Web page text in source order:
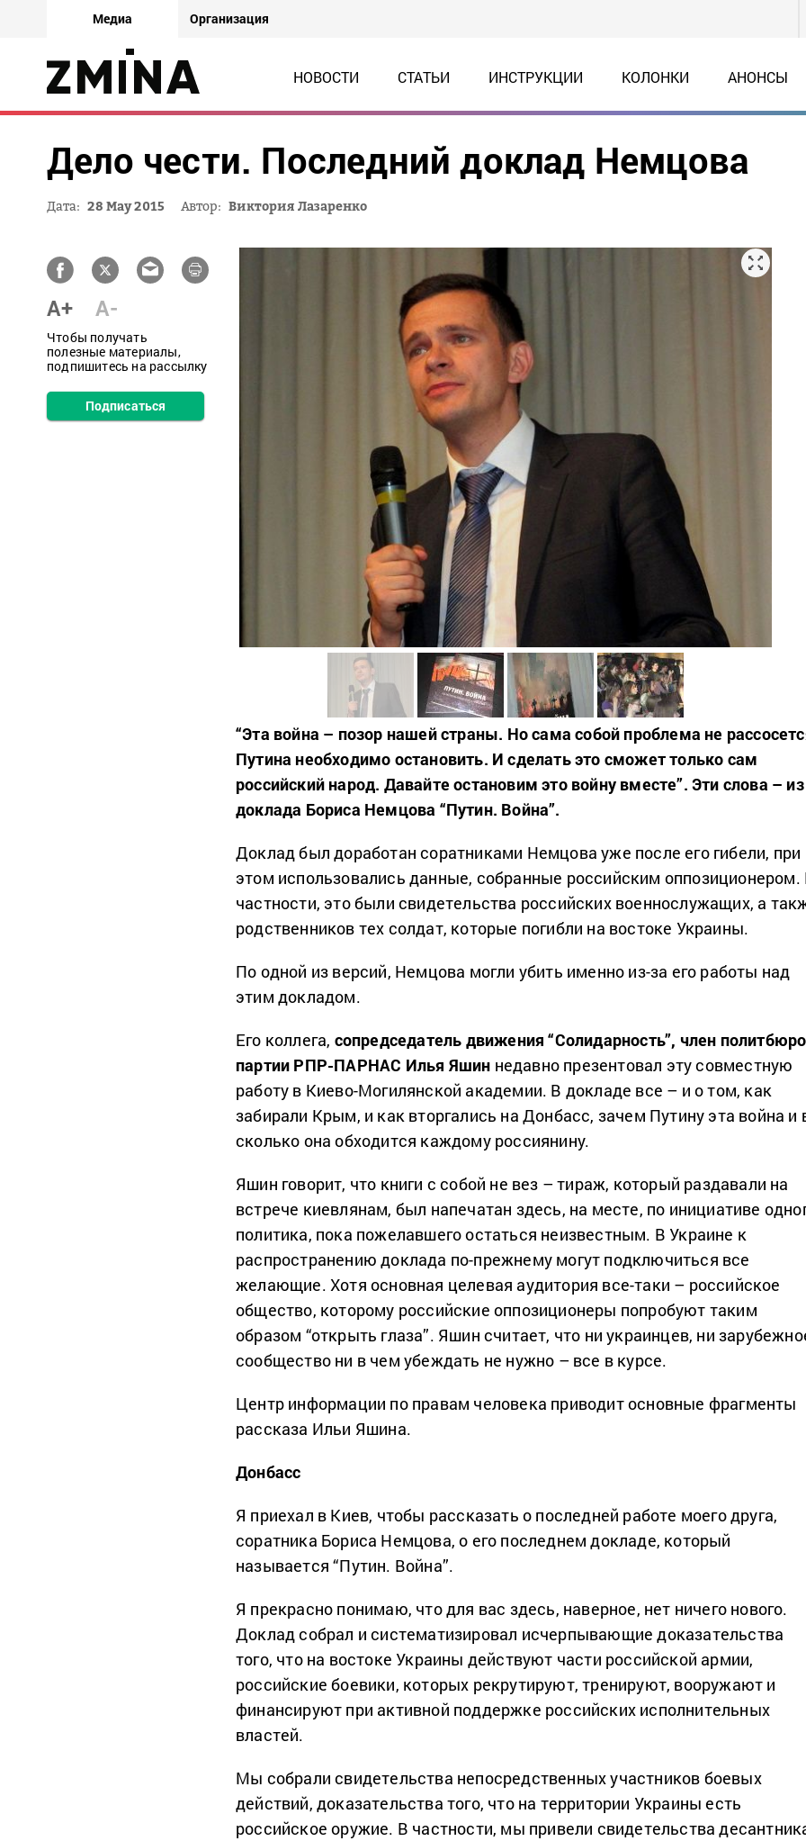
Медиа Организация
НОВОСТИ СТАТЬИ ИНСТРУКЦИИ КОЛОНКИ АНОНСЫ
Дело чести. Последний доклад Немцова
Дата: 28 May 2015 Автор: Виктория Лазаренко
A+ A-
Чтобы получать
полезные материалы,
подпишитесь на рассылку
Подписаться
“Эта война – позор нашей страны. Но сама собой проблема не
Путина необходимо остановить. И сделать это сможет только сам
российский народ. Давайте остановим это войну вместе”. Эти слова – из
доклада Бориса Немцова “Путин. Война”.
Доклад был доработан соратниками Немцова уже после его гибели, при
этом использовались данные, собранные российским оппозиционером.
частности, это были свидетельства российских военнослужащих, а
родственников тех солдат, которые погибли на востоке Украины.
По одной из версий, Немцова могли убить именно из-за его работы над
этим докладом.
Его коллега, сопредседатель движения “Солидарность”, член политбюро
партии РПР-ПАРНАС Илья Яшин недавно презентовал эту совместную
работу в Киево-Могилянской академии. В докладе все – и о том, как
забирали Крым, и как вторгались на Донбасс, зачем Путину эта война и
сколько она обходится каждому россиянину.
Яшин говорит, что книги с собой не вез – тираж, который раздавали на
встрече киевлянам, был напечатан здесь, на месте, по инициативе
политика, пока пожелавшего остаться неизвестным. В Украине к
распространению доклада по-прежнему могут подключиться все
желающие. Хотя основная целевая аудитория все-таки – российское
общество, которому российские оппозиционеры попробуют таким
образом “открыть глаза”. Яшин считает, что ни украинцев, ни
сообщество ни в чем убеждать не нужно – все в курсе.
Центр информации по правам человека приводит основные фрагменты
рассказа Ильи Яшина.
Донбасс
Я приехал в Киев, чтобы рассказать о последней работе моего друга,
соратника Бориса Немцова, о его последнем докладе, который
называется “Путин. Война”.
Я прекрасно понимаю, что для вас здесь, наверное, нет ничего нового.
Доклад собрал и систематизировал исчерпывающие доказательства
того, что на востоке Украины действуют части российской армии,
российские боевики, которых рекрутируют, тренируют, вооружают и
финансируют при активной поддержке российских исполнительных
властей.
Мы собрали свидетельства непосредственных участников боевых
действий, доказательства того, что на территории Украины есть
российское оружие. В частности, мы привели свидетельства